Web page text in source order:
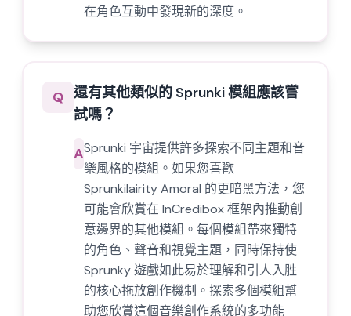
在角色互動中發現新的深度。
Q 還有其他類似的 Sprunki 模組應該嘗
試嗎？
ASprunki 宇宙提供許多探索不同主題和音
樂風格的模組。如果您喜歡
Sprunkilairity Amoral 的更暗黑方法，您
可能會欣賞在 InCredibox 框架內推動創
意邊界的其他模組。每個模組帶來獨特
的角色、聲音和視覺主題，同時保持使
Sprunky 遊戲如此易於理解和引人入胜
的核心拖放創作機制。探索多個模組幫
助您欣賞這個音樂創作系統的多功能